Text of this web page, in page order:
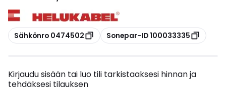
Kopioi
Sähkönro 0474502 Kopioi
Sonepar-ID 100033335
Kirjaudu sisään tai luo tili tarkistaaksesi hinnan ja
tehdäksesi tilauksen